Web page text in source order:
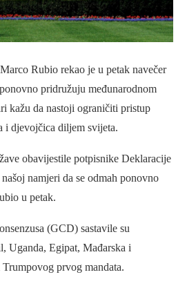
Rubio rekao je u petak navečer
pridružuju međunarodnom
kažu da nastoji ograničiti pristup
i djevojčica diljem svijeta.
obavijestile potpisnike Deklaracije
namjeri da se odmah ponovno
u petak.
(GCD) sastavile su
Uganda, Egipat, Mađarska i
prvog mandata.